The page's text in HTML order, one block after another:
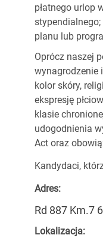
płatnego urlop
planu lub
Oprócz naszej
wynagrodzenie
kolor skóry,
ekspresję
klasie
udogodnienia
Act oraz
Kandydaci,
Adres:
Rd 887 Km.7
Lokalizacja: